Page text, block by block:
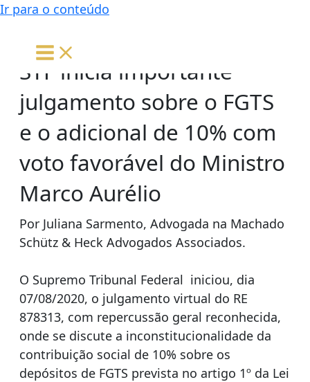
Ir para o conteúdo
STF inicia importante
julgamento sobre o FGTS
e o adicional de 10% com
voto favorável do Ministro
Marco Aurélio
Por Juliana Sarmento, Advogada na Machado
Schütz & Heck Advogados Associados.
O Supremo Tribunal Federal iniciou, dia
07/08/2020, o julgamento virtual do RE
878313, com repercussão geral reconhecida,
onde se discute a inconstitucionalidade da
contribuição social de 10% sobre os
depósitos de FGTS prevista no artigo 1º da Lei